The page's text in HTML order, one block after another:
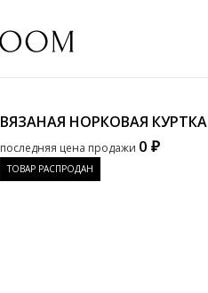
ВЯЗАНАЯ НОРКОВАЯ КУРТКА
последняя цена продажи 0 ₽
ТОВАР РАСПРОДАН